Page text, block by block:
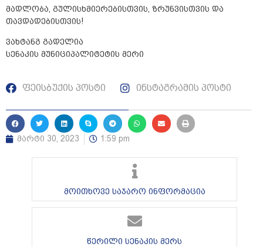
მადლობა, გულისხმიერებისთვის, ზრუნვისთვის და
თავდადებისთვის!
ვახტანგ გადელია
სენაკის მუნიციპალიტეტის მერი
ფეისბუქის პოსტი ინსტაგრამის პოსტი
მარტი 30, 2023 1:59 pm
მოითხოვე საჯარო ინფორმაცია
წერილი სენაკის მერს